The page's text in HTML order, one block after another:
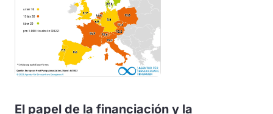
El papel de la financiación y la